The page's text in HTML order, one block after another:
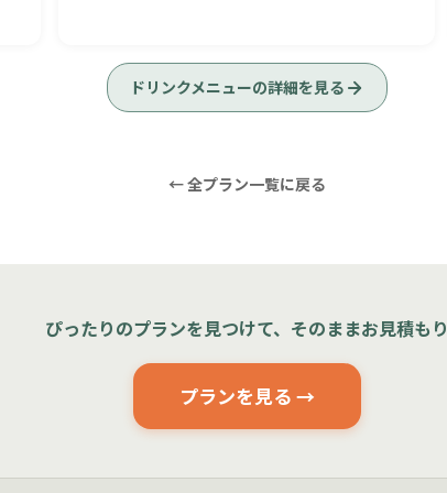
ドリンクメニューの詳細を見る
← 全プラン一覧に戻る
ぴったりのプランを見つけて、そのままお見積もり
プランを見る →